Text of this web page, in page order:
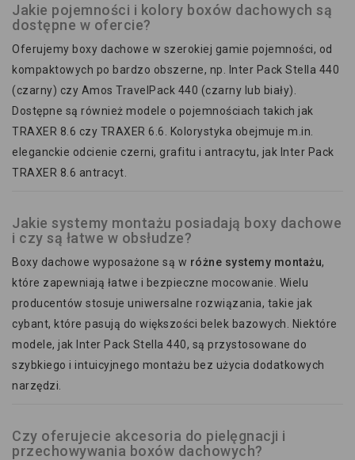
Jakie pojemności i kolory boxów dachowych są
dostępne w ofercie?
Oferujemy boxy dachowe w szerokiej gamie pojemności, od
kompaktowych po bardzo obszerne, np. Inter Pack Stella 440
(czarny) czy Amos TravelPack 440 (czarny lub biały).
Dostępne są również modele o pojemnościach takich jak
TRAXER 8.6 czy TRAXER 6.6. Kolorystyka obejmuje m.in.
eleganckie odcienie czerni, grafitu i antracytu, jak Inter Pack
TRAXER 8.6 antracyt.
Jakie systemy montażu posiadają boxy dachowe
i czy są łatwe w obsłudze?
Boxy dachowe wyposażone są w różne systemy montażu,
które zapewniają łatwe i bezpieczne mocowanie. Wielu
producentów stosuje uniwersalne rozwiązania, takie jak
cybant, które pasują do większości belek bazowych. Niektóre
modele, jak Inter Pack Stella 440, są przystosowane do
szybkiego i intuicyjnego montażu bez użycia dodatkowych
narzędzi.
Czy oferujecie akcesoria do pielęgnacji i
przechowywania boxów dachowych?